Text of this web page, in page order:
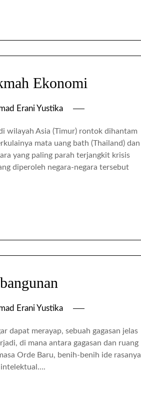
Ekonomi
Erani Yustika
wilayah Asia (Timur) rontok dihantam
mata uang bath (Thailand) dan
yang paling parah terjangkit krisis
diperoleh negara-negara tersebut
Erani Yustika
dapat merayap, sebuah gagasan jelas
di mana antara gagasan dan ruang
Orde Baru, benih-benih ide rasanya
intelektual….